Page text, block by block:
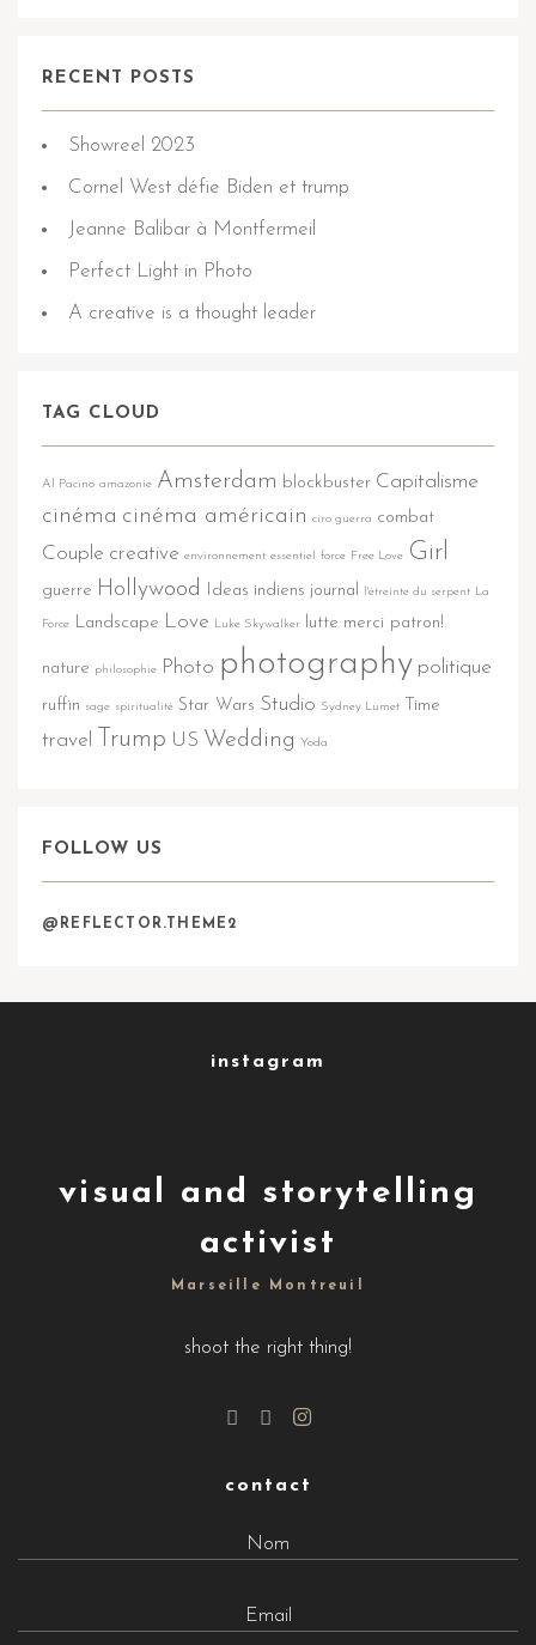
RECENT POSTS
Showreel 2023
Cornel West défie Biden et trump
Jeanne Balibar à Montfermeil
Perfect Light in Photo
A creative is a thought leader
TAG CLOUD
Al Pacino amazonie Amsterdam blockbuster Capitalisme
cinéma cinéma américain ciro guerra combat
Couple creative environnement essentiel force Free Love Girl
guerre Hollywood Ideas indiens journal l'étreinte du serpent La
Force Landscape Love Luke Skywalker lutte merci patron!
nature philosophie Photo photography politique
ruffin sage spiritualité Star Wars Studio Sydney Lumet Time
travel Trump US Wedding Yoda
FOLLOW US
@REFLECTOR.THEME2
instagram
visual and storytelling
activist
Marseille Montreuil
shoot the right thing!
contact